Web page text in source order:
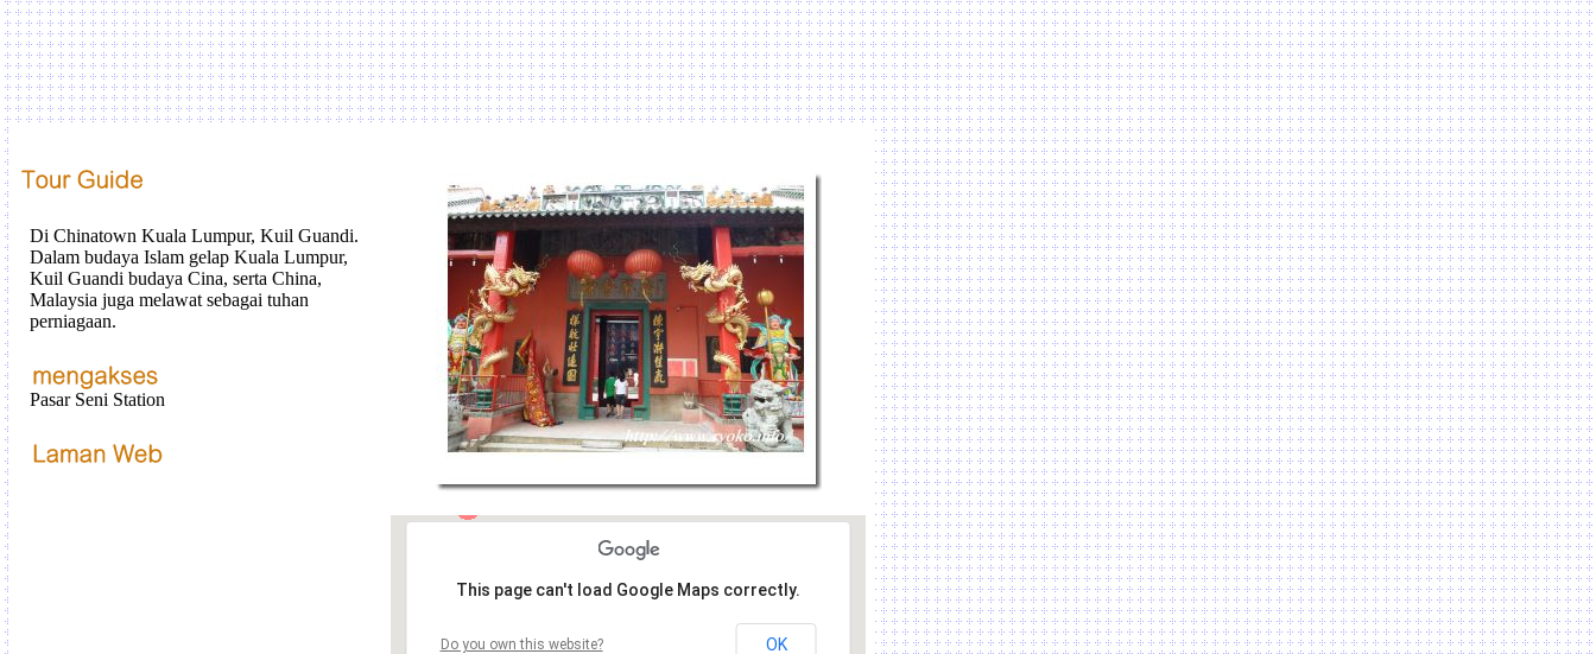
This page can't load Google Maps correctly.
Do you own this website? OK
Di Chinatown Kuala Lumpur, Kuil Guandi.
Dalam budaya Islam gelap Kuala Lumpur,
Kuil Guandi budaya Cina, serta China,
Malaysia juga melawat sebagai tuhan
perniagaan.
Pasar Seni Station